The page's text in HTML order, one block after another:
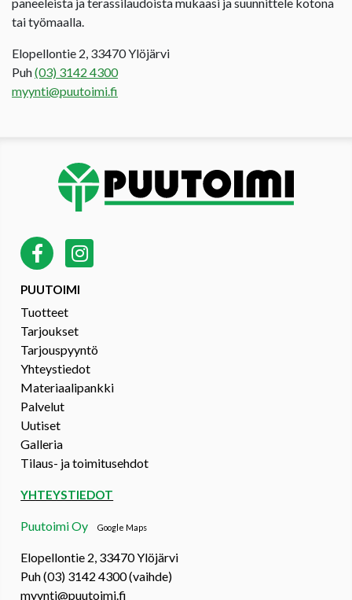
tai työmaalla.
Elopellontie 2, 33470 Ylöjärvi
Puh(03) 3142 4300
myynti@puutoimi.fi
PUUTOIMI
Tuotteet
Tarjoukset
Tarjouspyyntö
Yhteystiedot
Materiaalipankki
Palvelut
Uutiset
Galleria
Tilaus- ja toimitusehdot
YHTEYSTIEDOT
Puutoimi OyGoogle Maps
Elopellontie 2, 33470 Ylöjärvi
Puh (03) 3142 4300 (vaihde)
myynti@puutoimi.fi